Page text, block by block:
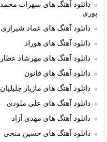
دانلود آهنگ های سهراب محمد
پوری
دانلود آهنگ های عماد شیرازی
دانلود آهنگ های هوراد
دانلود آهنگ های مهرشاد عطار
دانلود آهنگ های قانون
دانلود آهنگ های مازیار جلیلیان
دانلود آهنگ های علی ملودی
دانلود آهنگ های مهدی آزاد
دانلود آهنگ های حسین منجی